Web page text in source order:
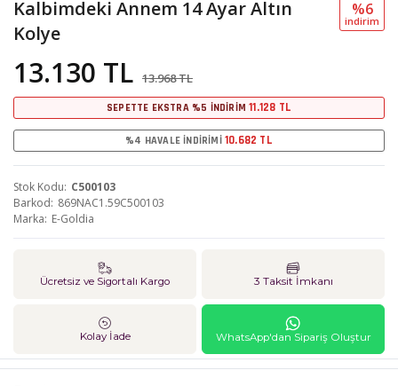
Kalbimdeki Annem 14 Ayar Altın
Kolye
13.130 TL 13.968 TL
%6
i̇ndi̇ri̇m
SEPETTE EKSTRA %5 İNDİRİM11.128 TL
%4 HAVALE İNDİRİMİ 10.682 TL
Stok Kodu C500103
Barkod 869NAC1.59C500103
Marka E-Goldia
Ücretsiz ve Sigortalı Kargo 3 Taksit İmkanı
Kolay İade WhatsApp'dan Sipariş Oluştur